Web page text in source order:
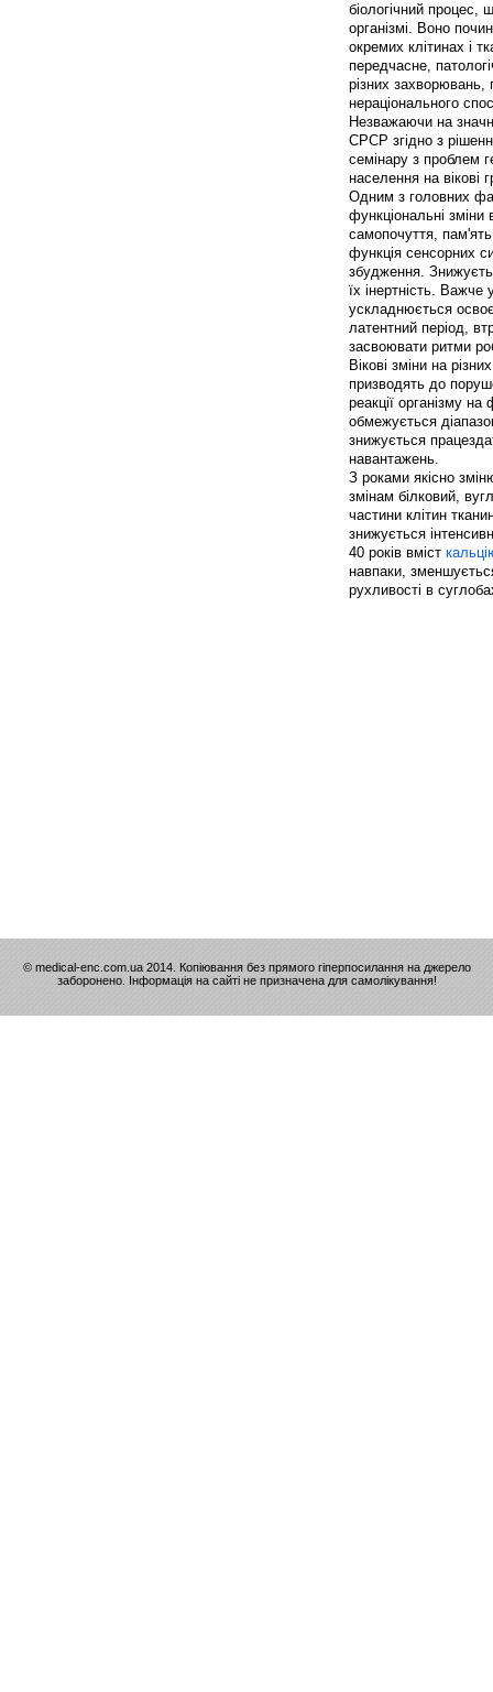
біологічний
організмі. Воно
окремих клітинах і
передчасне,
різних
нераціонального
Незважаючи на
СРСР згідно з
семінару з проблем
населення на вікові
Одним з головних
функціональні зміни
самопочуття,
функція сенсорних
збудження.
їх інертність.
ускладнюється
латентний період,
засвоювати ритми
Вікові зміни на
призводять до
реакції організму
обмежується
знижується
навантажень.
З роками якісно
змінам білковий,
частини клітин
знижується
40 років вміст
навпаки,
рухливості в
© medical-enc.com.ua 2014. Копіювання без прямого гіперпосилання на джерело
заборонено. Інформація на сайті не призначена для самолікування!